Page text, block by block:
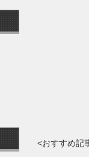
<おすすめ記